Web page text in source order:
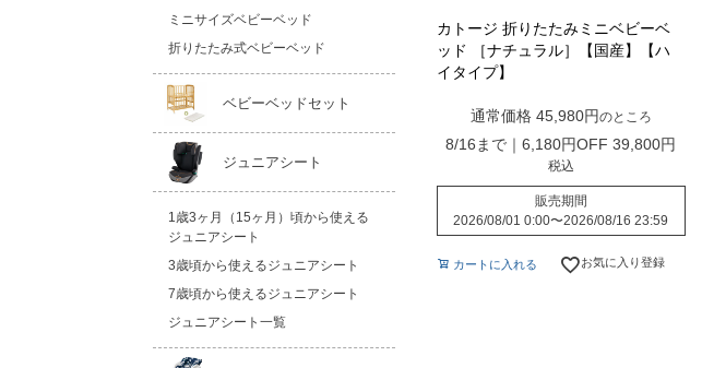
ミニサイズベビーベッド
折りたたみ式ベビーベッド
ベビーベッドセット
ジュニアシート
1歳3ヶ月（15ヶ月）頃から使える
ジュニアシート
3歳頃から使えるジュニアシート
7歳頃から使えるジュニアシート
ジュニアシート一覧
カトージ 折りたたみミニベビーベ
ッド ［ナチュラル］【国産】【ハ
イタイプ】
通常価格 45,980 のところ
8/16まで｜6,180円OFF 39,800
税込
販売期間
2026/08/01 0:00〜2026/08/16 23:59
カートに入れる お気に入り登録